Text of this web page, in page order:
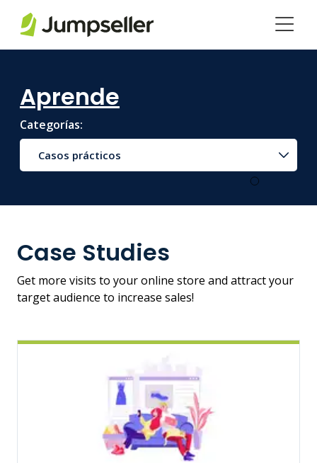
Aprende
Categorías:
Casos prácticos
Case Studies
Get more visits to your online store and attract your
target audience to increase sales!